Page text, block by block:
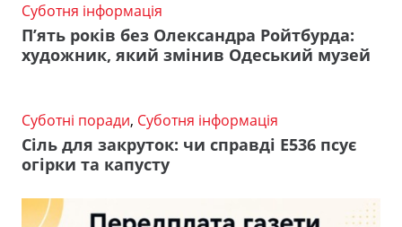
Суботня інформація
П’ять років без Олександра Ройтбурда:
художник, який змінив Одеський музей
Суботні поради, Суботня інформація
Сіль для закруток: чи справді Е536 псує
огірки та капусту